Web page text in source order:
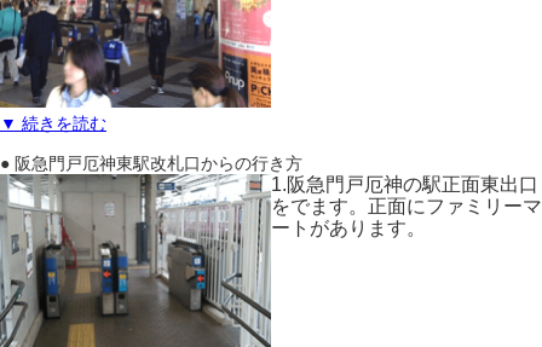
▼ 続きを読む
● 阪急門戸厄神東駅改札口からの行き方
1.阪急門戸厄神の駅正面東出口
をでます。正面にファミリーマ
ートがあります。